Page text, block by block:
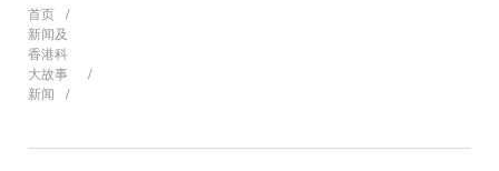
面
包
首页
新闻及
香港科
大故事
新闻